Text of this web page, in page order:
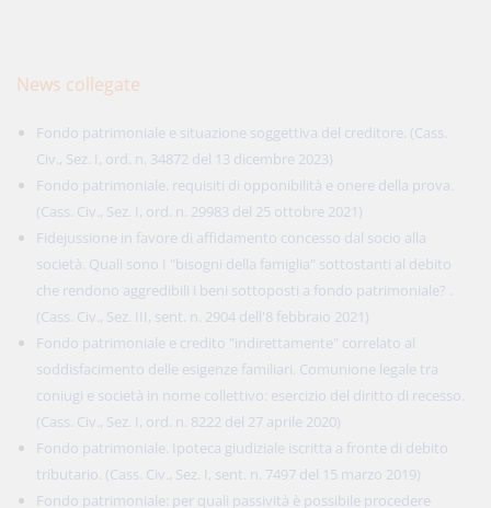
News collegate
Fondo patrimoniale e situazione soggettiva del creditore. (Cass.
Civ., Sez. I, ord. n. 34872 del 13 dicembre 2023)
Fondo patrimoniale. requisiti di opponibilità e onere della prova.
(Cass. Civ., Sez. I, ord. n. 29983 del 25 ottobre 2021)
Fidejussione in favore di affidamento concesso dal socio alla
società. Quali sono I "bisogni della famiglia" sottostanti al debito
che rendono aggredibili i beni sottoposti a fondo patrimoniale? .
(Cass. Civ., Sez. III, sent. n. 2904 dell'8 febbraio 2021)
Fondo patrimoniale e credito "indirettamente" correlato al
soddisfacimento delle esigenze familiari. Comunione legale tra
coniugi e società in nome collettivo: esercizio del diritto di recesso.
(Cass. Civ., Sez. I, ord. n. 8222 del 27 aprile 2020)
Fondo patrimoniale. Ipoteca giudiziale iscritta a fronte di debito
tributario. (Cass. Civ., Sez. I, sent. n. 7497 del 15 marzo 2019)
Fondo patrimoniale: per quali passività è possibile procedere